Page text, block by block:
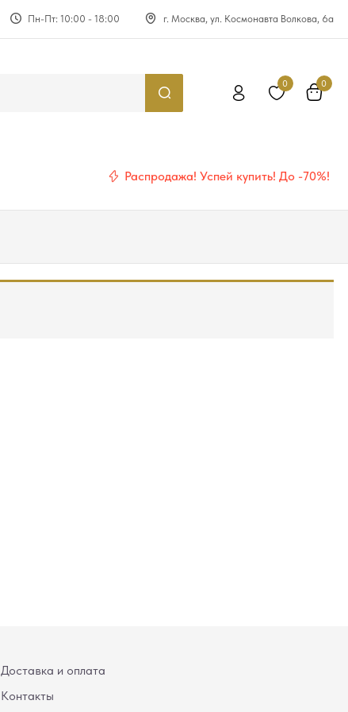
Пн-Пт: 10:00 - 18:00 г. Москва, ул. Космонавта Волкова, 6а
0 0
Распродажа! Успей купить! До -70%!
Доставка и оплата
Контакты